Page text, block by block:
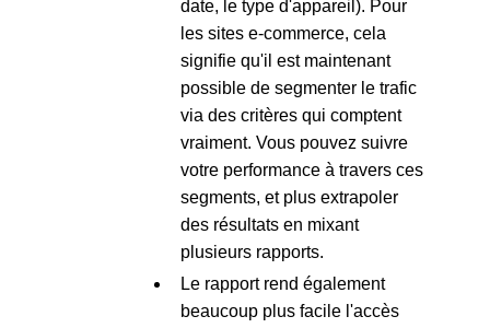
date, le type d'appareil). Pour
les sites e-commerce, cela
signifie qu'il est maintenant
possible de segmenter le trafic
via des critères qui comptent
vraiment. Vous pouvez suivre
votre performance à travers ces
segments, et plus extrapoler
des résultats en mixant
plusieurs rapports.
Le rapport rend également
beaucoup plus facile l'accès